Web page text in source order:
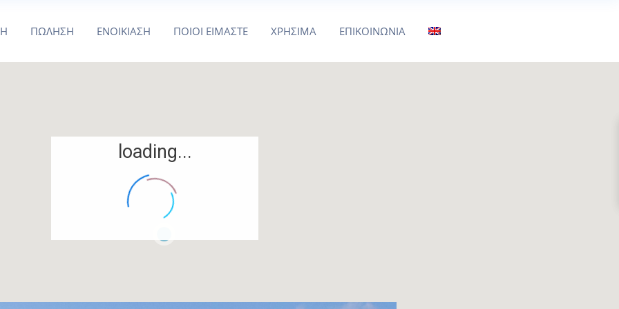
ΠΩΛΗΣΗ ΕΝΟΙΚΙΑΣΗ ΠΟΙΟΙ ΕΙΜΑΣΤΕ ΧΡΗΣΙΜΑ ΕΠΙΚΟΙΝΩΝΙΑ
loading...